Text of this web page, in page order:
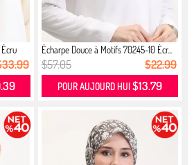
Écharpe Douce à Motifs 70245-10 Écr...
$57.05 $22.99
POUR AUJOURD HUI $13.79